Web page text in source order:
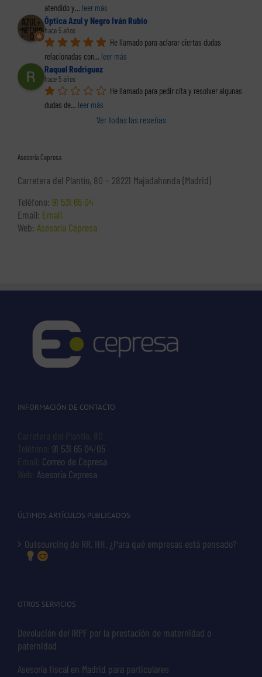
atendido y... leer más
Óptica Azul y Negro Iván Rubio
hace 5 años
He llamado para aclarar ciertas dudas
relacionadas con... leer más
Raquel Rodriguez
hace 5 años
He llamado para pedir cita y resolver algunas
dudas de... leer más
Ver todas las reseñas
Asesoría Cepresa
Carretera del Plantío, 80 – 28221 Majadahonda (Madrid)
Teléfono: 91 531 65 04
Email: Email
Web: Asesoría Cepresa
INFORMACIÓN DE CONTACTO
Carretera del Plantío, 80
Teléfono: 91 531 65 04 05
Email: Correo de Cepresa
Web: Asesoría Cepresa
ÚLTIMOS ARTÍCULOS PUBLICADOS
Outsourcing de RR. HH. ¿Para qué empresas está pensado?
OTROS SERVICIOS
Devolución del IRPF por la prestación de maternidad o
paternidad
Asesoría fiscal en Madrid para particulares